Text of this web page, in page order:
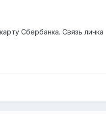
Сбербанка. Связь личка